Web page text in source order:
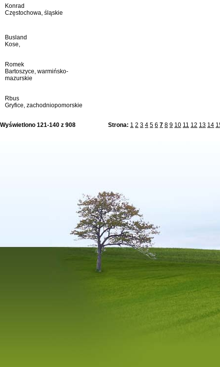
Konrad
Częstochowa, śląskie
Busland
Kose,
Romek
Bartoszyce, warmińsko-
mazurskie
Rbus
Gryfice, zachodniopomorskie
Wyświetlono 121-140 z 908 Strona: 1 2 3 4 5 6 7 8 9 10 11 12 13 14